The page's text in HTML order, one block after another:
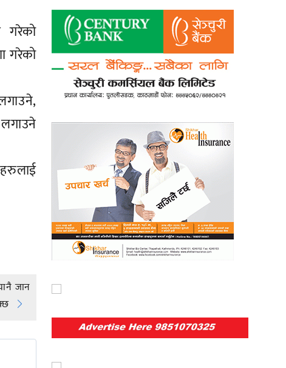
गरेको
गरेको
जान